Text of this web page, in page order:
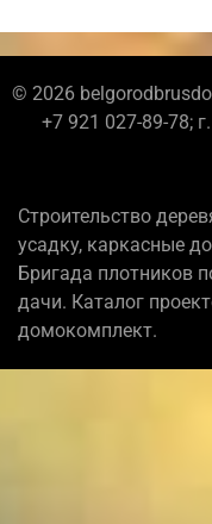
© 2026
+7 921 027-89-78;
Строительство
усадку, каркасные
Бригада плотников
дачи. Каталог
домокомплект.